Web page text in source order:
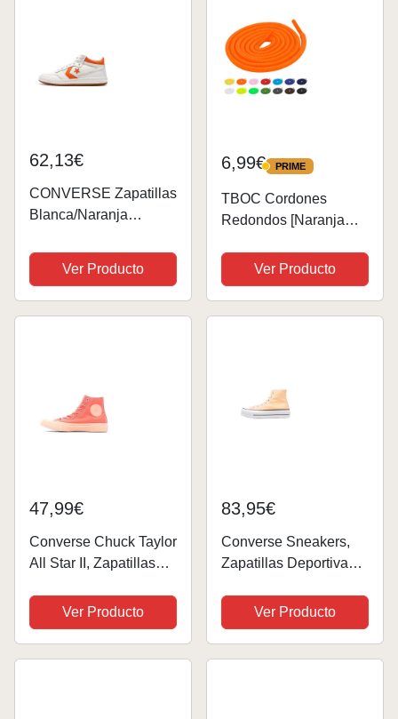
Zapatos de...
62,13€
CONVERSE Zapatillas
Blanca/Naranja
Ver Producto
6,99€ PRIME
PRIME
TBOC Cordones
Redondos [Naranja
Calzado Zapatos
Deportivas Zapatillas
Botas | Cordón Patines
Ver Producto
47,99€
Converse Chuck Taylor
All Star II, Zapatillas
Naranja Hyper Orange
Sunset Glow Sunset
Glow Glow, 36 EU
Ver Producto
83,95€
Converse Sneakers,
Zapatillas Deportivas
Ver Producto